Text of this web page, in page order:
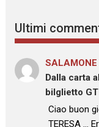
Ultimi
Dalla carta
bilglietto
: “
Ciao buon
TERESA …